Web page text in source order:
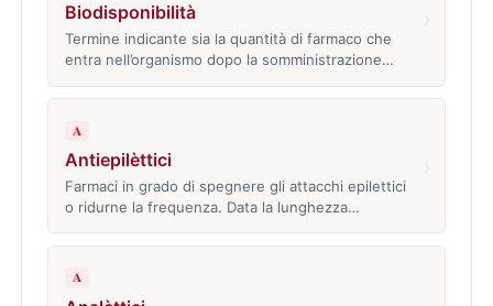
Biodisponibilità
Termine indicante sia la quantità di farmaco che
entra nell’organismo dopo la somministrazione…
A
Antiepilèttici
Farmaci in grado di spegnere gli attacchi epilettici
o ridurne la frequenza. Data la lunghezza…
A